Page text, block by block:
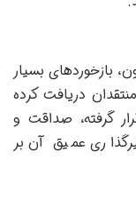
بازخوردهای بسیار
دریافت کرده
گرفته، صداقت و
عمیق آن بر